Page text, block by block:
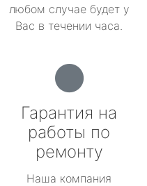
любом случае будет у
Вас в течении часа.
Гарантия на
работы по
ремонту
Наша компания